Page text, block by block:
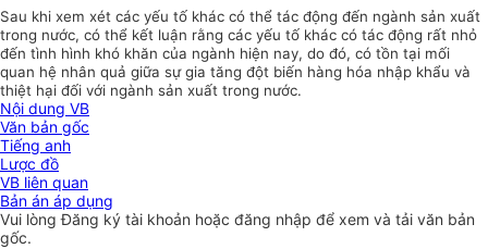
Sau khi xem xét các yếu tố khác có thể tác động đến ngành sản xuất
trong nước, có thể kết luận rằng các yếu tố khác có tác động rất nhỏ
đến tình hình khó khăn của ngành hiện nay, do đó, có tồn tại mối
quan hệ nhân quả giữa sự gia tăng đột biến hàng hóa nhập khẩu và
thiệt hại đối với ngành sản xuất trong nước.
Nội dung VB
Văn bản gốc
Tiếng anh
Lược đồ
VB liên quan
Bản án áp dụng
Vui lòngĐăng ký tài khoản hoặc đăng nhập để xem và tải văn bản
gốc.